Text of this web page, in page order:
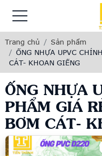
Trang chủ
Sản phẩm
ỐNG NHỰA UPVC
CÁT- KHOAN GIẾNG
ỐNG NHỰA
PHẨM GIÁ
BƠM CÁT-